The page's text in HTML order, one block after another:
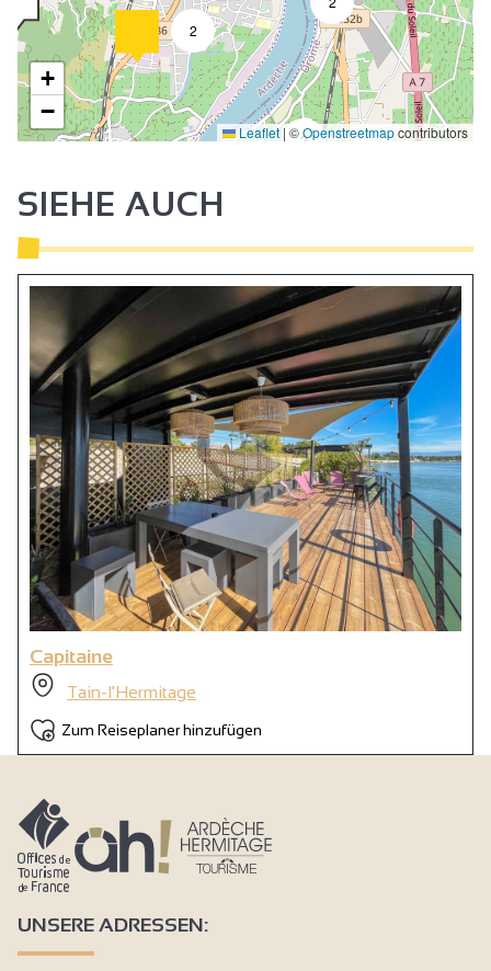
2
2
+
−
Leaflet | ©Openstreetmapcontributors
SIEHE AUCH
Capitaine
Tain-l'Hermitage
Zum Reiseplaner hinzufügen
UNSERE ADRESSEN: